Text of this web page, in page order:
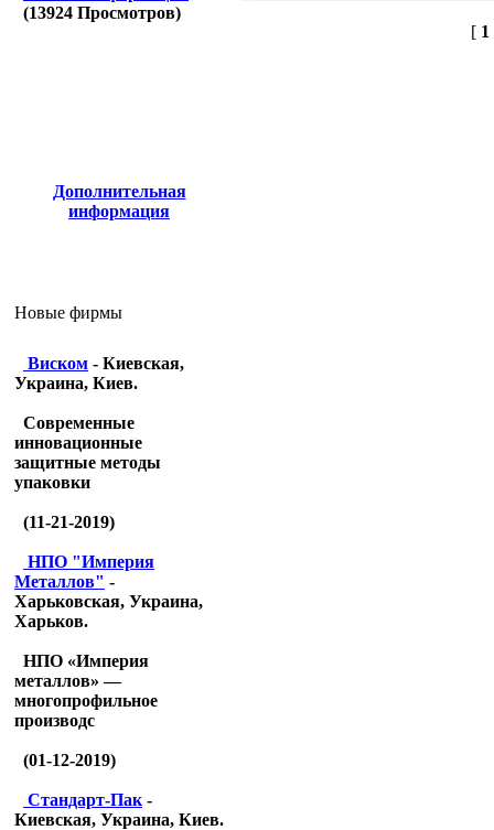
(13924 Просмотров)
Дополнительная
информация
Новые фирмы
Виском - Киевская,
Украина, Киев.
Современные
инновационные
защитные методы
упаковки
(11-21-2019)
НПО "Империя
Металлов" -
Харьковская, Украина,
Харьков.
НПО «Империя
металлов» —
многопрофильное
производс
(01-12-2019)
Стандарт-Пак -
Киевская, Украина, Киев.
[ 1